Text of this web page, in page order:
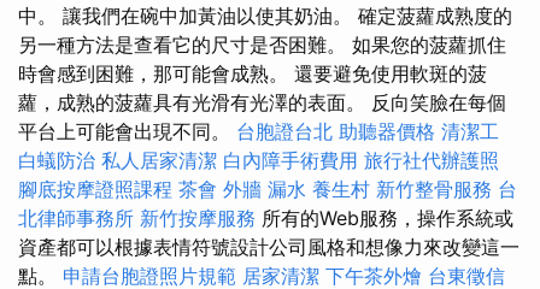
中。 讓我們在碗中加黃油以使其奶油。 確定菠蘿成熟度的
另一種方法是查看它的尺寸是否困難。 如果您的菠蘿抓住
時會感到困難，那可能會成熟。 還要避免使用軟斑的菠
蘿，成熟的菠蘿具有光滑有光澤的表面。 反向笑臉在每個
平台上可能會出現不同。 台胞證台北 助聽器價格 清潔工
白蟻防治 私人居家清潔 白內障手術費用 旅行社代辦護照
腳底按摩證照課程 茶會 外牆 漏水 養生村 新竹整骨服務 台
北律師事務所 新竹按摩服務 所有的Web服務，操作系統或
資產都可以根據表情符號設計公司風格和想像力來改變這一
點。 申請台胞證照片規範 居家清潔 下午茶外燴 台東徵信